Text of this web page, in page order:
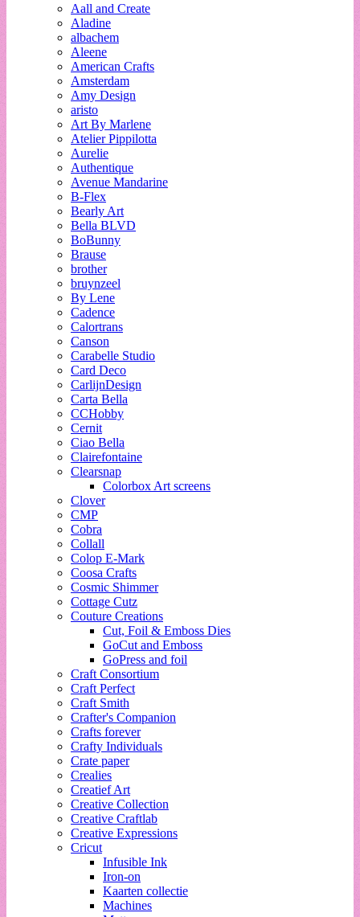
Aall and Create
Aladine
albachem
Aleene
American Crafts
Amsterdam
Amy Design
aristo
Art By Marlene
Atelier Pippilotta
Aurelie
Authentique
Avenue Mandarine
B-Flex
Bearly Art
Bella BLVD
BoBunny
Brause
brother
bruynzeel
By Lene
Cadence
Calortrans
Canson
Carabelle Studio
Card Deco
CarlijnDesign
Carta Bella
CCHobby
Cernit
Ciao Bella
Clairefontaine
Clearsnap
Colorbox Art screens
Clover
CMP
Cobra
Collall
Colop E-Mark
Coosa Crafts
Cosmic Shimmer
Cottage Cutz
Couture Creations
Cut, Foil & Emboss Dies
GoCut and Emboss
GoPress and foil
Craft Consortium
Craft Perfect
Craft Smith
Crafter's Companion
Crafts forever
Crafty Individuals
Crate paper
Crealies
Creatief Art
Creative Collection
Creative Craftlab
Creative Expressions
Cricut
Infusible Ink
Iron-on
Kaarten collectie
Machines